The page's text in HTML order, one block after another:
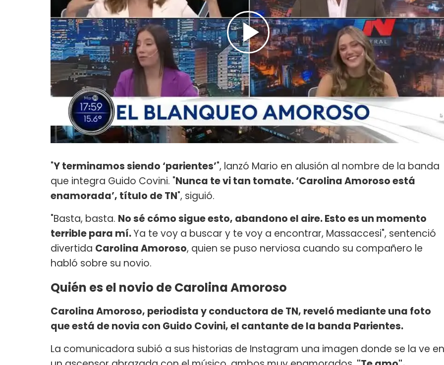
"Y terminamos siendo ‘parientes’", lanzó Mario en alusión al nombre de la banda
que integra Guido Covini. "Nunca te vi tan tomate. ‘Carolina Amoroso está
enamorada’, título de TN", siguió.
"Basta, basta. No sé cómo sigue esto, abandono el aire. Esto es un momento
terrible para mí.Ya te voy a buscar y te voy a encontrar, Massaccesi", sentenció
divertida Carolina Amoroso, quien se puso nerviosa cuando su compañero le
habló sobre su novio.
Quién es el novio de Carolina Amoroso
Carolina Amoroso, periodista y conductora de TN, reveló mediante una foto
que está de novia con Guido Covini, el cantante de la banda Parientes.
La comunicadora subió a sus historias de Instagram una imagen donde se la ve en